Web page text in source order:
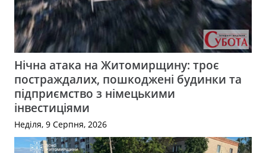
Нічна атака на Житомирщину: троє
постраждалих, пошкоджені будинки та
підприємство з німецькими
інвестиціями
Неділя, 9 Серпня, 2026